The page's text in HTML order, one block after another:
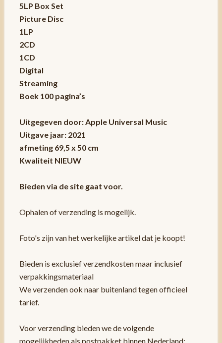
5LP Box Set
Picture Disc
1LP
2CD
1CD
Digital
Streaming
Boek 100 pagina’s
Uitgegeven door: Apple Universal Music
Uitgave jaar: 2021
afmeting 69,5 x 50 cm
Kwaliteit NIEUW
Bieden via de site gaat voor.
Ophalen of verzending is mogelijk.
Foto's zijn van het werkelijke artikel dat je koopt!
Bieden is exclusief verzendkosten maar inclusief
verpakkingsmateriaal
We verzenden ook naar buitenland tegen officieel
tarief.
Voor verzending bieden we de volgende
mogelijkheden als postpakket binnen Nederland: